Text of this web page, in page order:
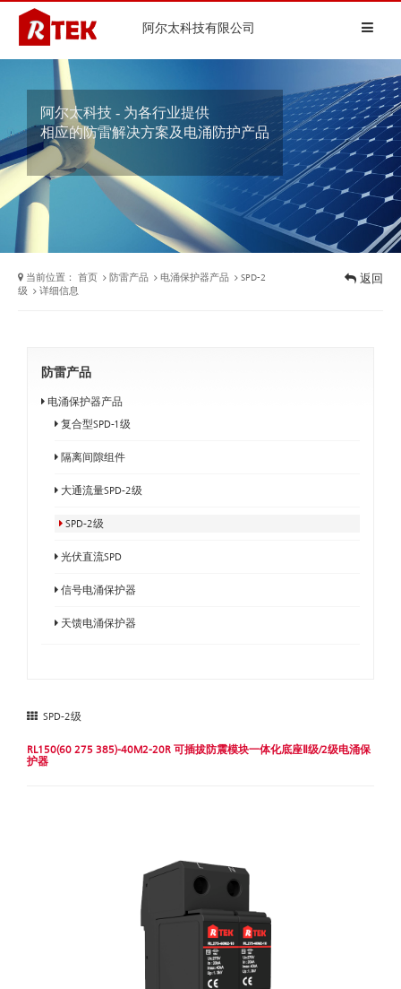
阿尔太科技有限公司
阿尔太科技 - 为各行业提供
相应的防雷解决方案及电涌防护产品
当前位置： 首页 防雷产品 电涌保护器产品
SPD-2
级
详细信息
返回
防雷产品
电涌保护器产品
复合型SPD-1级
隔离间隙组件
大通流量SPD-2级
SPD-2级
光伏直流SPD
信号电涌保护器
天馈电涌保护器
SPD-2级
RL150(60 275 385)-40M2-20R 可插拔防震模块一体化底座Ⅱ级/2级电涌保
护器